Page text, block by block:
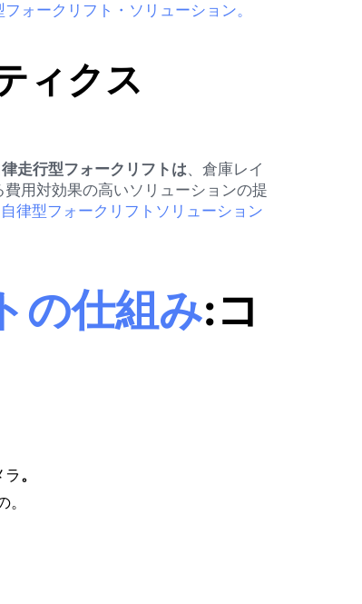
ォークリフト・ソリューション。
ィクス
律走行型フォークリフトは、倉庫レイ
用対効果の高いソリューションの提
律型フォークリフトソリューション
の仕組み:コ
ラ 。